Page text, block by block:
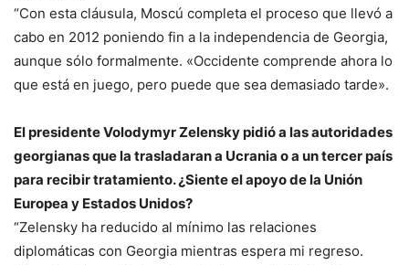
“Con esta cláusula, Moscú completa el proceso que llevó a
cabo en 2012 poniendo fin a la independencia de Georgia,
aunque sólo formalmente. «Occidente comprende ahora lo
que está en juego, pero puede que sea demasiado tarde».
El presidente Volodymyr Zelensky pidió a las autoridades
georgianas que la trasladaran a Ucrania o a un tercer país
para recibir tratamiento. ¿Siente el apoyo de la Unión
Europea y Estados Unidos?
“Zelensky ha reducido al mínimo las relaciones
diplomáticas con Georgia mientras espera mi regreso.